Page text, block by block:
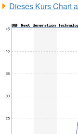
Dieses Kurs Chart